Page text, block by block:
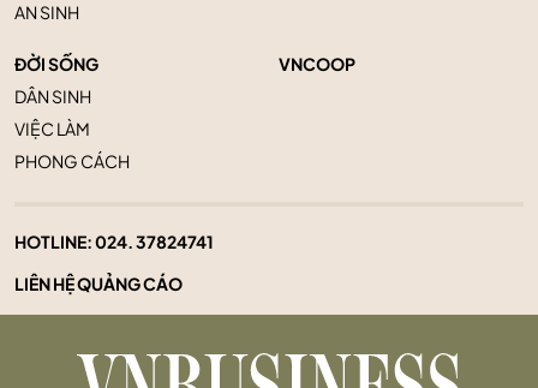
AN SINH
ĐỜI SỐNG
DÂN SINH
VIỆC LÀM
PHONG CÁCH
VNCOOP
HOTLINE:024. 37824741
LIÊN HỆ QUẢNG CÁO